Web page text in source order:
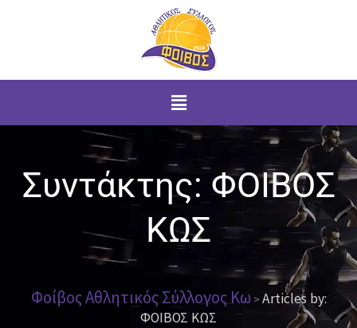
Menu
Συντάκτης: ΦΟΙΒΟΣ
ΚΩΣ
Φοίβος Αθλητικός Σύλλογος Κω>Articles by:
ΦΟΙΒΟΣ ΚΩΣ